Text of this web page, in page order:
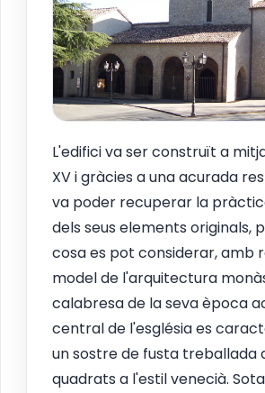
L'edifici va ser construït a
XV i gràcies a una acurada
va poder recuperar la
dels seus elements originals,
cosa es pot considerar, amb
model de l'arquitectura
calabresa de la seva època
central de l'església es
un sostre de fusta treballada
quadrats a l'estil venecià.